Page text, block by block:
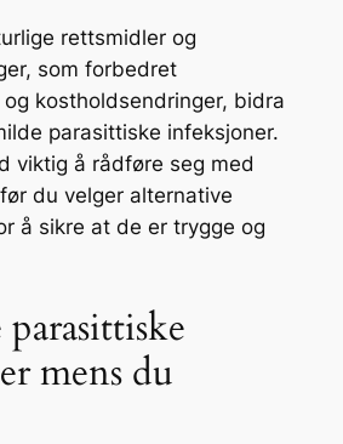
rettsmidler og
som forbedret
kostholdsendringer, bidra
parasittiske infeksjoner.
viktig å rådføre seg med
du velger alternative
å sikre at de er trygge og
mens du